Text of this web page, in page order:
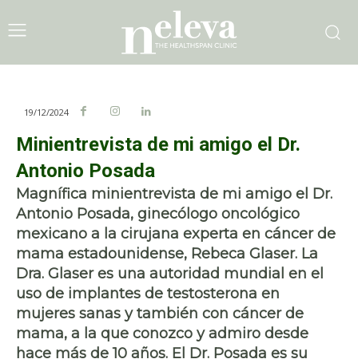
19/12/2024
Minientrevista de mi amigo el Dr.
Antonio Posada
Magnífica minientrevista de mi amigo el Dr.
Antonio Posada, ginecólogo oncológico
mexicano a la cirujana experta en cáncer de
mama estadounidense, Rebeca Glaser. La
Dra. Glaser es una autoridad mundial en el
uso de implantes de testosterona en
mujeres sanas y también con cáncer de
mama, a la que conozco y admiro desde
hace más de 10 años. El Dr. Posada es su